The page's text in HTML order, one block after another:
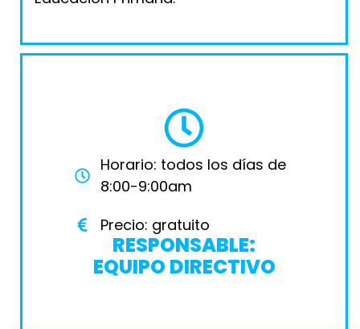
Horario: todos los días de
8:00-9:00am
Precio: gratuito
RESPONSABLE:
EQUIPO DIRECTIVO